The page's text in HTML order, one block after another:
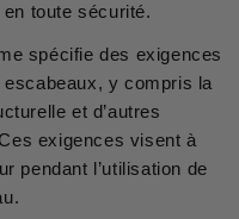
toute sécurité.
spécifie des exigences
escabeaux, y compris la
et d’autres
exigences visent à
pendant l’utilisation de